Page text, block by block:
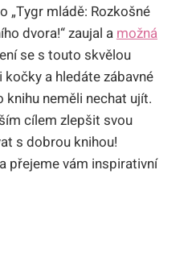
„Tygr mládě: Rozkošné
dvora!“ zaujal amožná
se s touto skvělou
a hledáte zábavné
neměli nechat ujít.
cílem zlepšit svou
s dobrou knihou!
přejeme vám inspirativní